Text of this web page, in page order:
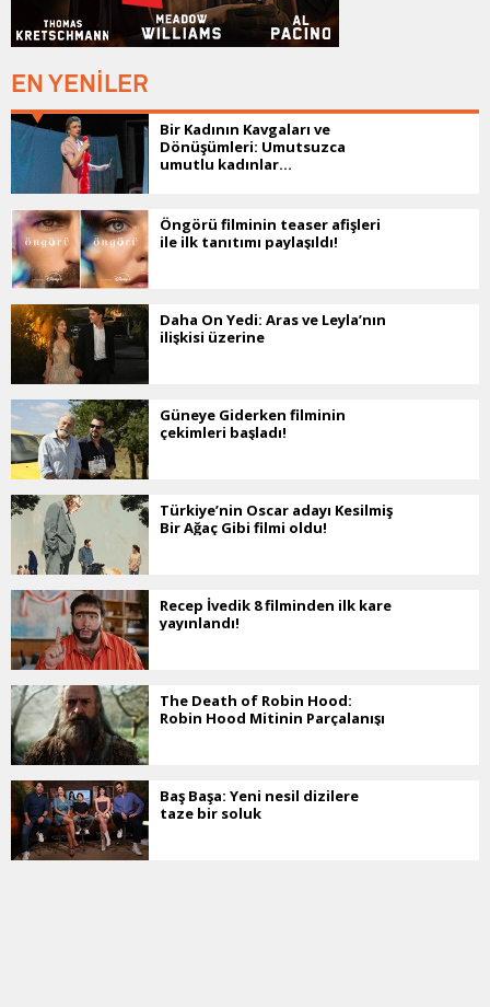
EN YENİLER
Bir Kadının Kavgaları ve
Dönüşümleri: Umutsuzca
umutlu kadınlar...
Öngörü filminin teaser afişleri
ile ilk tanıtımı paylaşıldı!
Daha On Yedi: Aras ve Leyla’nın
ilişkisi üzerine
Güneye Giderken filminin
çekimleri başladı!
Türkiye’nin Oscar adayı Kesilmiş
Bir Ağaç Gibi filmi oldu!
Recep İvedik 8 filminden ilk kare
yayınlandı!
The Death of Robin Hood:
Robin Hood Mitinin Parçalanışı
Baş Başa: Yeni nesil dizilere
taze bir soluk